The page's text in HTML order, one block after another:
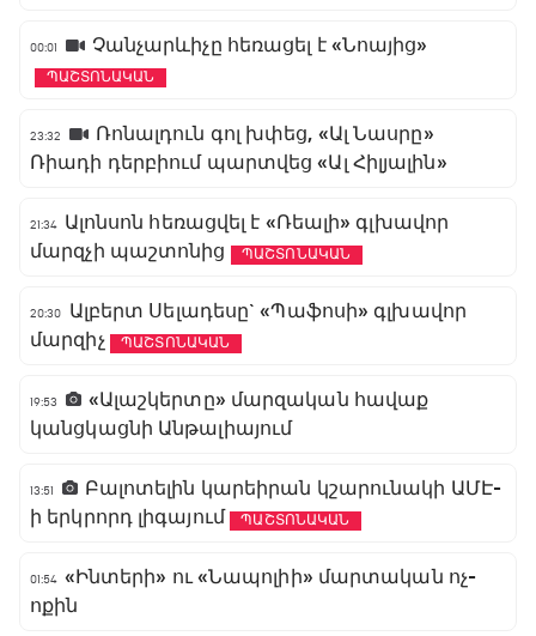
00:01 Չանչարևիչը հեռացել է «Նոայից»
ՊԱՇՏՈՆԱԿԱՆ
23:32
Ռոնալդուն գոլ խփեց, «Ալ Նասրը»
Ռիադի դերբիում պարտվեց «Ալ Հիլյալին»
21:34 Ալոնսոն հեռացվել է «Ռեալի» գլխավոր
մարզչի պաշտոնից
ՊԱՇՏՈՆԱԿԱՆ
20:30
Ալբերտ Սելադեսը` «Պաֆոսի» գլխավոր
մարզիչ
ՊԱՇՏՈՆԱԿԱՆ
19:53
«Ալաշկերտը» մարզական հավաք
կանցկացնի Անթալիայում
13:51
Բալոտելին կարեիրան կշարունակի ԱՄԷ-
ի երկրորդ լիգայում
ՊԱՇՏՈՆԱԿԱՆ
01:54 «Ինտերի» ու «Նապոլիի» մարտական ոչ-
ոքին